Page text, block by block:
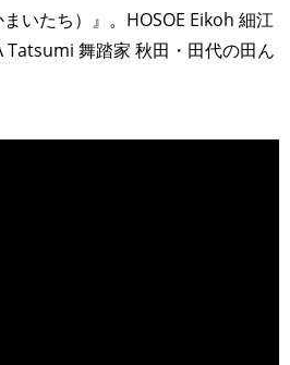
いたち）』。HOSOE Eikoh 細江
Tatsumi 舞踏家 秋田・田代の田ん